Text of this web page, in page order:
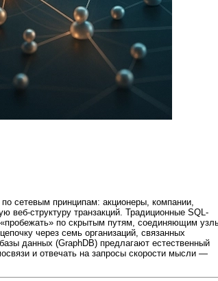
сетевым принципам: акционеры, компании,
веб-структуру транзакций. Традиционные SQL-
по скрытым путям, соединяющим
через семь организаций, связанных
данных (GraphDB) предлагают естественный
и отвечать на запросы скорости мысли —